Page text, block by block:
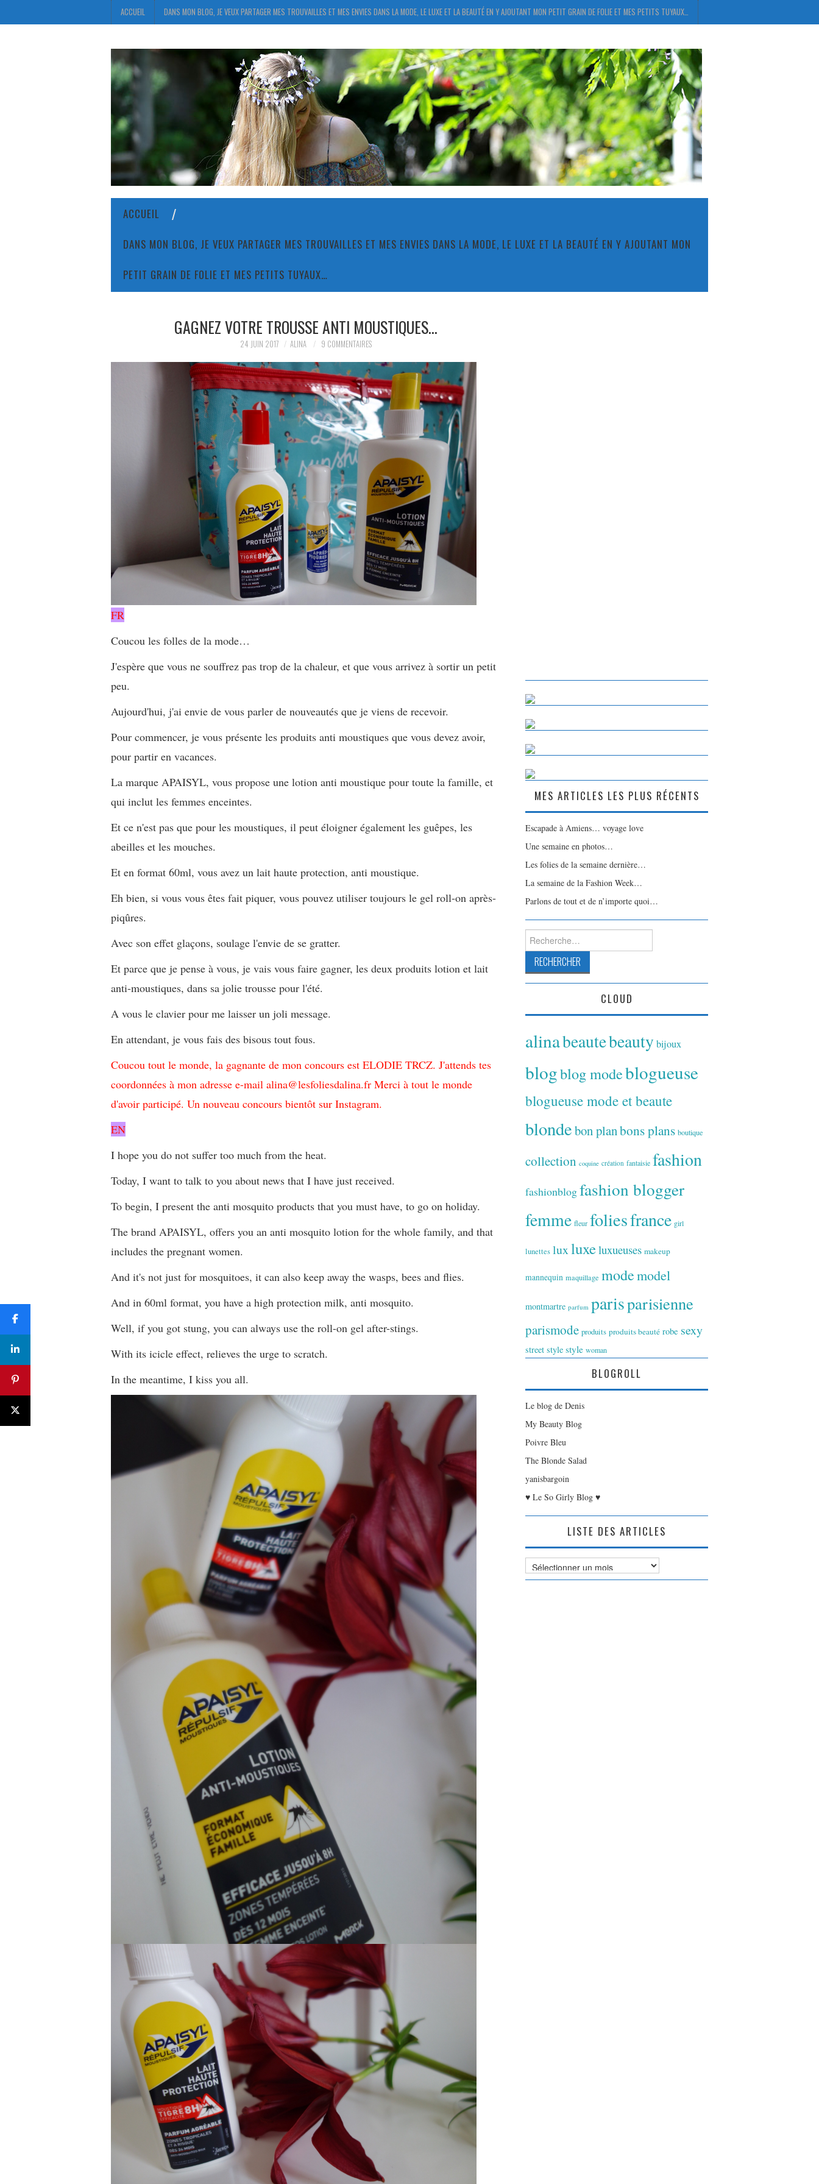
ACCUEIL DANS MON BLOG, JE VEUX PARTAGER MES TROUVAILLES ET MES ENVIES DANS LA MODE, LE LUXE ET LA BEAUTÉ EN Y AJOUTANT MON PETIT GRAIN DE FOLIE ET MES PETITS TUYAUX…
ACCUEIL
DANS MON BLOG, JE VEUX PARTAGER MES TROUVAILLES ET MES ENVIES DANS LA MODE, LE LUXE ET LA BEAUTÉ EN Y AJOUTANT MON
PETIT GRAIN DE FOLIE ET MES PETITS TUYAUX…
GAGNEZ VOTRE TROUSSE ANTI MOUSTIQUES…
24 JUIN 2017 ALINA 9 COMMENTAIRES
FR
Coucou les folles de la mode…
J'espère que vous ne souffrez pas trop de la chaleur, et que vous arrivez à sortir un petit
peu.
Aujourd'hui, j'ai envie de vous parler de nouveautés que je viens de recevoir.
Pour commencer, je vous présente les produits anti moustiques que vous devez avoir,
pour partir en vacances.
La marque APAISYL, vous propose une lotion anti moustique pour toute la famille, et
qui inclut les femmes enceintes.
Et ce n'est pas que pour les moustiques, il peut éloigner également les guêpes, les
abeilles et les mouches.
Et en format 60ml, vous avez un lait haute protection, anti moustique.
Eh bien, si vous vous êtes fait piquer, vous pouvez utiliser toujours le gel roll-on après-
piqûres.
Avec son effet glaçons, soulage l'envie de se gratter.
Et parce que je pense à vous, je vais vous faire gagner, les deux produits lotion et lait
anti-moustiques, dans sa jolie trousse pour l'été.
A vous le clavier pour me laisser un joli message.
En attendant, je vous fais des bisous tout fous.
Coucou tout le monde, la gagnante de mon concours est ELODIE TRCZ. J'attends tes
coordonnées à mon adresse e-mail alina@lesfoliesdalina.fr Merci à tout le monde
d'avoir participé. Un nouveau concours bientôt sur Instagram.
EN
I hope you do not suffer too much from the heat.
Today, I want to talk to you about news that I have just received.
To begin, I present the anti mosquito products that you must have, to go on holiday.
The brand APAISYL, offers you an anti mosquito lotion for the whole family, and that
includes the pregnant women.
And it's not just for mosquitoes, it can also keep away the wasps, bees and flies.
And in 60ml format, you have a high protection milk, anti mosquito.
Well, if you got stung, you can always use the roll-on gel after-stings.
With its icicle effect, relieves the urge to scratch.
In the meantime, I kiss you all.
MES ARTICLES LES PLUS RÉCENTS
Escapade à Amiens… voyage love
Une semaine en photos…
Les folies de la semaine dernière…
La semaine de la Fashion Week…
Parlons de tout et de n’importe quoi…
Rechercher :
CLOUD
alinabeautebeauty bijoux
blogblog modeblogueuse
blogueuse mode et beaute
blondebon planbons plans boutique
collection coquine création fantaisie fashion
fashionblogfashion blogger
femme fleur foliesfrance girl
lunettes luxluxeluxueuses makeup
mannequin maquillage modemodel
montmartre parfum parisparisienne
parismode produits produits beauté robe sexy
street style style woman
BLOGROLL
Le blog de Denis
My Beauty Blog
Poivre Bleu
The Blonde Salad
yanisbargoin
♥ Le So Girly Blog ♥
LISTE DES ARTICLES
Liste
des